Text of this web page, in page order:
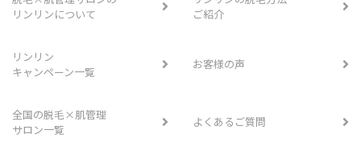
リンリンについて
ご紹介
リンリン
キャンペーン一覧
お客様の声
全国の脱毛×肌管理
サロン一覧
よくあるご質問